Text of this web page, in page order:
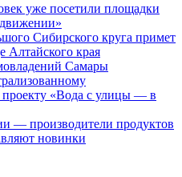
уже посетили площадки
Сибирского круга примет
Алтайского края
Самары
«Вода с улицы — в
— производители продуктов
новинки